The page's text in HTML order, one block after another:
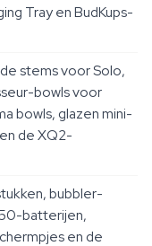
Tray en BudKups-
stems voor Solo,
bowls voor
bowls, glazen mini-
de XQ2-
bubbler-
batterijen,
en de